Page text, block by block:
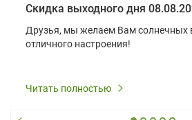
Скидка выходного дня
Друзья, мы желаем Вам солнечных
отличного настроения!
Читать полностью